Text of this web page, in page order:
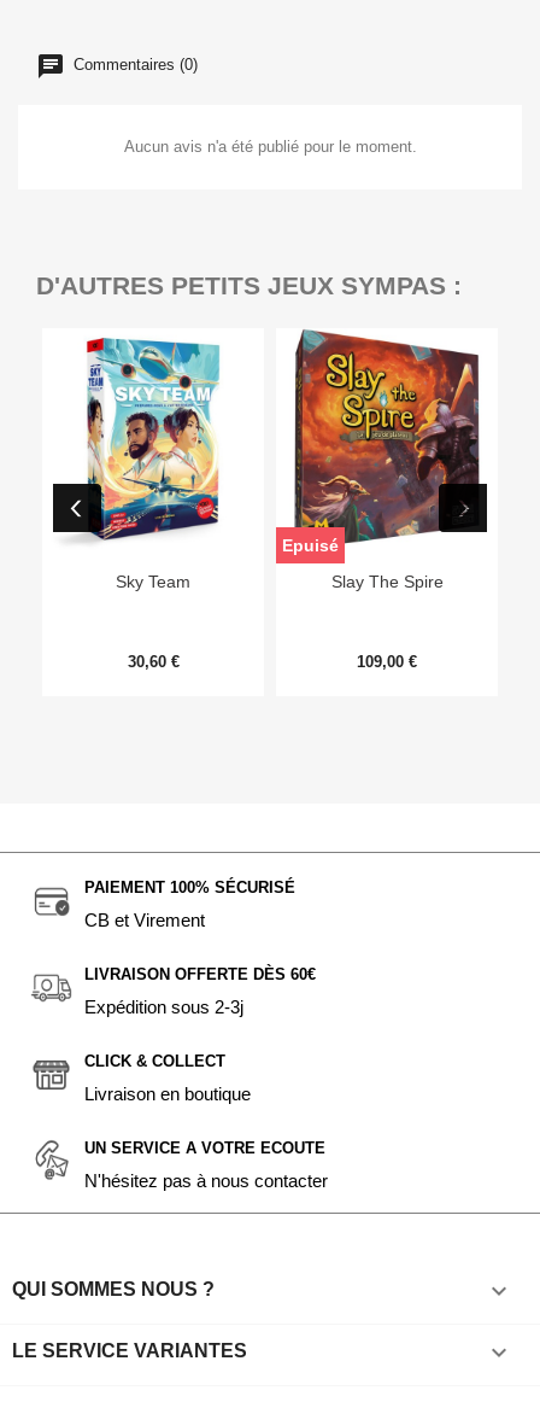
Commentaires (0)
Aucun avis n'a été publié pour le moment.
D'AUTRES PETITS JEUX SYMPAS :
Sky Team
30,60 €
Slay The Spire
109,00 €
Epuisé
PAIEMENT 100% SÉCURISÉ
CB et Virement
LIVRAISON OFFERTE DÈS 60€
Expédition sous 2-3j
CLICK & COLLECT
Livraison en boutique
UN SERVICE A VOTRE ECOUTE
N'hésitez pas à nous contacter
QUI SOMMES NOUS ? 
LE SERVICE VARIANTES 